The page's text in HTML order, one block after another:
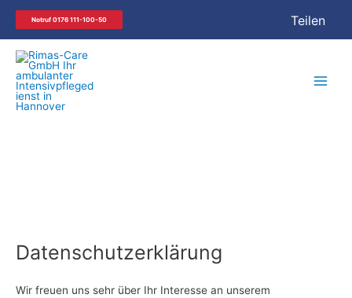
Zum
Inhalt
springen
Notruf 0176 111-100-50 Teilen
Datenschutzerklärung
Wir freuen uns sehr über Ihr Interesse an unserem